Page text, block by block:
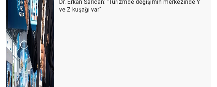
Dr. Erkan Sarıcan: ‘’Turizmde değişimin merkezinde Y
ve Z kuşağı var’’